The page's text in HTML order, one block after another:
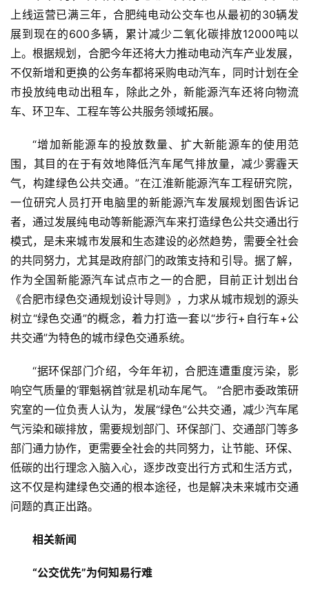
上线运营已满三年，合肥纯电动公交车也从最初的30辆发
展到现在的600多辆，累计减少二氧化碳排放12000吨以
上。根据规划，合肥今年还将大力推动电动汽车产业发展，
不仅新增和更换的公务车都将采购电动汽车，同时计划在全
市投放纯电动出租车，除此之外，新能源汽车还将向物流
车、环卫车、工程车等公共服务领域拓展。
“增加新能源车的投放数量、扩大新能源车的使用范
围，其目的在于有效地降低汽车尾气排放量，减少雾霾天
气，构建绿色公共交通。”在江淮新能源汽车工程研究院，
一位研究人员打开电脑里的新能源汽车发展规划图告诉记
者，通过发展纯电动等新能源汽车来打造绿色公共交通出行
模式，是未来城市发展和生态建设的必然趋势，需要全社会
的共同努力，尤其是政府部门的政策支持和引导。据了解，
作为全国新能源汽车试点市之一的合肥，目前正计划出台
《合肥市绿色交通规划设计导则》，力求从城市规划的源头
树立“绿色交通”的概念，着力打造一套以“步行+自行车+公
共交通”为特色的城市绿色交通系统。
“据环保部门介绍，今年年初，合肥连遭重度污染，影
响空气质量的‘罪魁祸首’就是机动车尾气。 ”合肥市委政策研
究室的一位负责人认为，发展“绿色”公共交通，减少汽车尾
气污染和碳排放，需要规划部门、环保部门、交通部门等多
部门通力协作，更需要全社会的共同努力，让节能、环保、
低碳的出行理念入脑入心，逐步改变出行方式和生活方式，
这不仅是构建绿色交通的根本途径，也是解决未来城市交通
问题的真正出路。
相关新闻
“公交优先”为何知易行难